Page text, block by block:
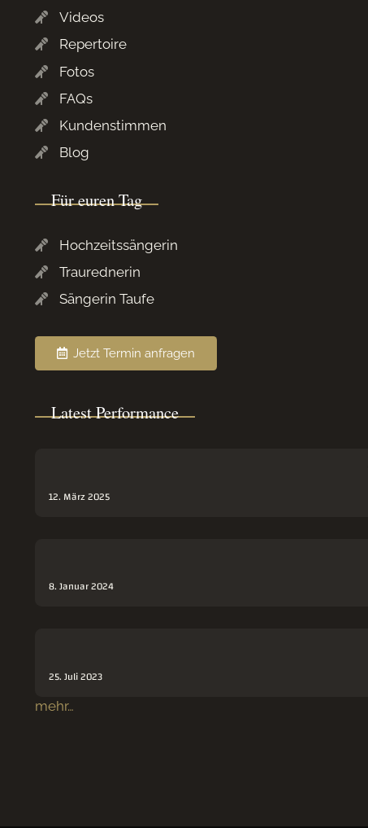
Videos
Repertoire
Fotos
FAQs
Kundenstimmen
Blog
Für euren Tag
Hochzeitssängerin
Traurednerin
Sängerin Taufe
Jetzt Termin anfragen
Latest Performance
12. März 2025
8. Januar 2024
25. Juli 2023
mehr…